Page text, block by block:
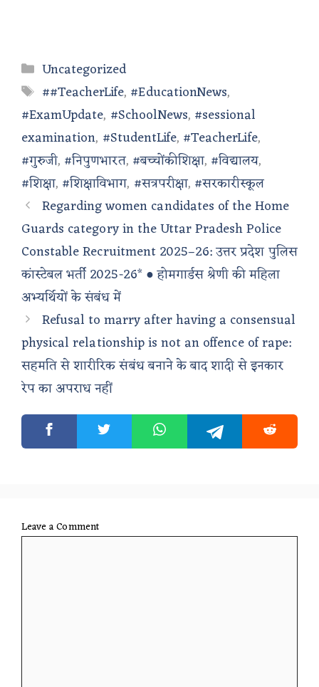
Categories
Uncategorized
Tags
##TeacherLife, #EducationNews,
#ExamUpdate, #SchoolNews, #sessional
examination, #StudentLife, #TeacherLife,
#गुरुजी, #निपुणभारत, #बच्चोंकीशिक्षा, #विद्यालय,
#शिक्षा, #शिक्षाविभाग, #सत्रपरीक्षा, #सरकारीस्कूल
Regarding women candidates of the Home
Guards category in the Uttar Pradesh Police
Constable Recruitment 2025–26: उत्तर प्रदेश पुलिस
कांस्टेबल भर्ती 2025-26* ● होमगार्डस श्रेणी की महिला
अभ्यर्थियों के संबंध में
Refusal to marry after having a consensual
physical relationship is not an offence of rape:
सहमति से शारीरिक संबंध बनाने के बाद शादी से इनकार
रेप का अपराध नहीं
Leave a Comment